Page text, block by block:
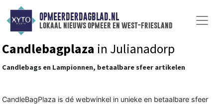
OPMEERDERDAGBLAD.NL
lokaal nieuws opmeer en west-friesland
Candlebagplaza in Julianadorp
Candlebags en Lampionnen, betaalbare sfeer artikelen
CandleBagPlaza is dé webwinkel in unieke en betaalbare sfeer